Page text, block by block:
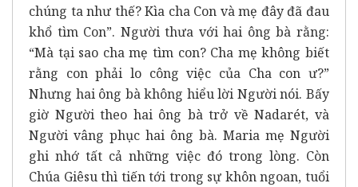
chúng ta như thế? Kìa cha Con và mẹ đây đã đau
khổ tìm Con”. Người thưa với hai ông bà rằng:
“Mà tại sao cha mẹ tìm con? Cha mẹ không biết
rằng con phải lo công việc của Cha con ư?”
Nhưng hai ông bà không hiểu lời Người nói. Bấy
giờ Người theo hai ông bà trở về Nadarét, và
Người vâng phục hai ông bà. Maria mẹ Người
ghi nhớ tất cả những việc đó trong lòng. Còn
Chúa Giêsu thì tiến tới trong sự khôn ngoan, tuổi